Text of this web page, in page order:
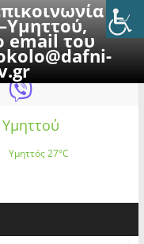
με
email του
2026
Υμηττού
Υμηττός27°C